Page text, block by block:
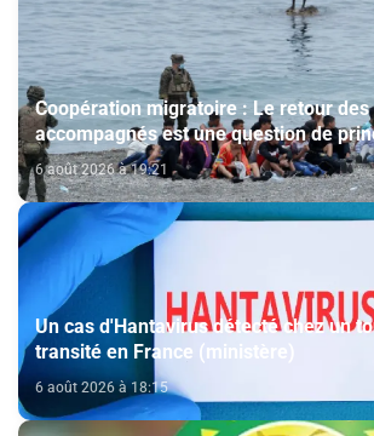
Coopération migratoire : Le retour
accompagnés est une question de
les Hautes Instructions Royales
6 août 2026 à 19:21
Un cas d'Hantavirus détecté chez un
transité en France (ministère)
6 août 2026 à 18:15